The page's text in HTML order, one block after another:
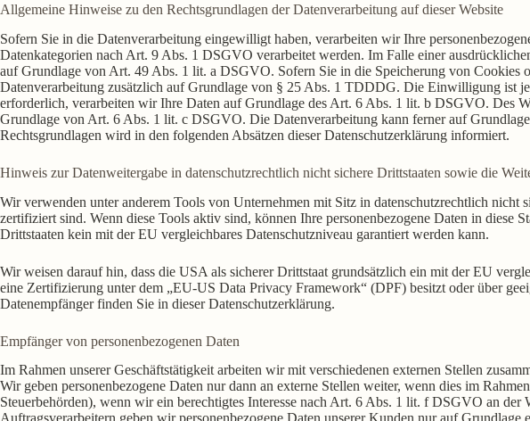
Allgemeine Hinweise zu den Rechtsgrundlagen der Datenverarbeitung auf dieser Website
Sofern Sie in die Datenverarbeitung eingewilligt haben, verarbeiten wir Ihre
Datenkategorien nach Art. 9 Abs. 1 DSGVO verarbeitet werden. Im Falle einer
auf Grundlage von Art. 49 Abs. 1 lit. a DSGVO. Sofern Sie in die Speicherung von
Datenverarbeitung zusätzlich auf Grundlage von § 25 Abs. 1 TDDDG. Die Einwilligung ist
erforderlich, verarbeiten wir Ihre Daten auf Grundlage des Art. 6 Abs. 1 lit. b DSGVO. Des
Grundlage von Art. 6 Abs. 1 lit. c DSGVO. Die Datenverarbeitung kann ferner auf
Rechtsgrundlagen wird in den folgenden Absätzen dieser Datenschutzerklärung informiert.
Hinweis zur Datenweitergabe in datenschutzrechtlich nicht sichere Drittstaaten sowie die
Wir verwenden unter anderem Tools von Unternehmen mit Sitz in datenschutzrechtlich
zertifiziert sind. Wenn diese Tools aktiv sind, können Ihre personenbezogene Daten in diese
Drittstaaten kein mit der EU vergleichbares Datenschutzniveau garantiert werden kann.
Wir weisen darauf hin, dass die USA als sicherer Drittstaat grundsätzlich ein mit der EU
eine Zertifizierung unter dem „EU-US Data Privacy Framework“ (DPF) besitzt oder über
Datenempfänger finden Sie in dieser Datenschutzerklärung.
Empfänger von personenbezogenen Daten
Im Rahmen unserer Geschäftstätigkeit arbeiten wir mit verschiedenen externen Stellen
Wir geben personenbezogene Daten nur dann an externe Stellen weiter, wenn dies im
Steuerbehörden), wenn wir ein berechtigtes Interesse nach Art. 6 Abs. 1 lit. f DSGVO an